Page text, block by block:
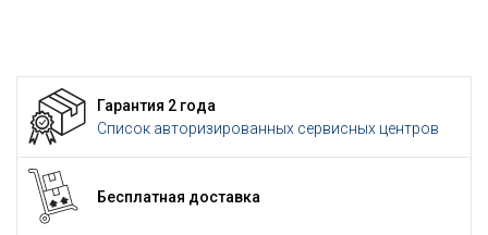
Гарантия 2 года
Список авторизированных сервисных центров
Бесплатная доставка